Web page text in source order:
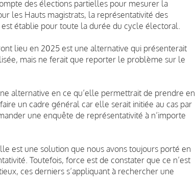
des élections partielles pour mesurer la
les Hauts magistrats, la représentativité des
établie pour toute la durée du cycle électoral.
lieu en 2025 est une alternative qui présenterait
mais ne ferait que reporter le problème sur le
alternative en ce qu’elle permettrait de prendre en
un cadre général car elle serait initiée au cas par
une enquête de représentativité à n’importe
est une solution que nous avons toujours porté en
Toutefois, force est de constater que ce n’est
ces derniers s’appliquant à rechercher une